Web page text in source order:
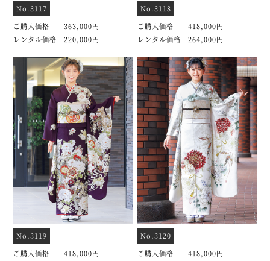
No.3117
ご購入価格 363,000円
レンタル価格 220,000円
No.3118
ご購入価格 418,000円
レンタル価格 264,000円
No.3119
ご購入価格 418,000円
No.3120
ご購入価格 418,000円